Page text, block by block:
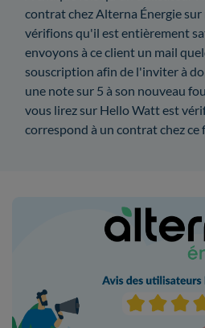
contrat chez Alterna Énergie
vérifions qu'il est entièrement
envoyons à ce client un mail
souscription afin de l'inviter à
une note sur 5 à son nouveau
vous lirez sur Hello Watt est
correspond à un contrat chez ce